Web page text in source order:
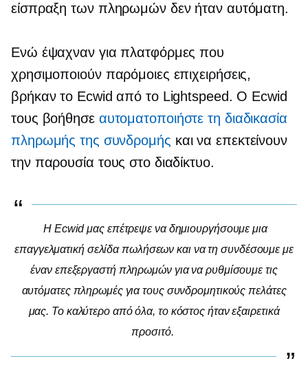
είσπραξη των πληρωμών δεν ήταν αυτόματη.
Ενώ έψαχναν για πλατφόρμες που
χρησιμοποιούν παρόμοιες επιχειρήσεις,
βρήκαν το Ecwid από το Lightspeed. Ο Ecwid
τους βοήθησε αυτοματοποιήστε τη διαδικασία
πληρωμής της συνδρομής και να επεκτείνουν
την παρουσία τους στο διαδίκτυο.
Η Ecwid μας επέτρεψε να δημιουργήσουμε μια
επαγγελματική σελίδα πωλήσεων και να τη συνδέσουμε με
έναν επεξεργαστή πληρωμών για να ρυθμίσουμε τις
αυτόματες πληρωμές για τους συνδρομητικούς πελάτες
μας. Το καλύτερο από όλα, το κόστος ήταν εξαιρετικά
προσιτό.